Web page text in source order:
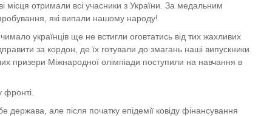
місця отримали всі учасники з України. За медальним
які випали нашому народу!
українців ще не встигли оговтатись від тих жахливих
за кордон, де їх готували до змагань наші випускники.
призери Міжнародної олімпіади поступили на навчання в
фронті.
але після початку епідемії ковіду фінансування